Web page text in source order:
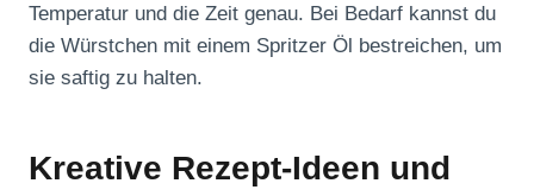
Temperatur und die Zeit genau. Bei Bedarf kannst du
die Würstchen mit einem Spritzer Öl bestreichen, um
sie saftig zu halten.
Kreative Rezept-Ideen und